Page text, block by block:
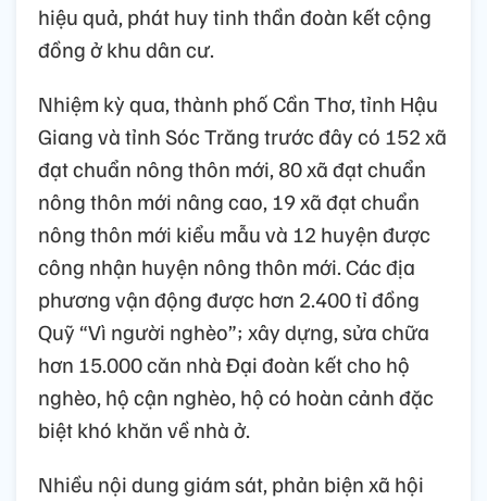
hiệu quả, phát huy tinh thần đoàn kết cộng
đồng ở khu dân cư.
Nhiệm kỳ qua, thành phố Cần Thơ, tỉnh Hậu
Giang và tỉnh Sóc Trăng trước đây có 152 xã
đạt chuẩn nông thôn mới, 80 xã đạt chuẩn
nông thôn mới nâng cao, 19 xã đạt chuẩn
nông thôn mới kiểu mẫu và 12 huyện được
công nhận huyện nông thôn mới. Các địa
phương vận động được hơn 2.400 tỉ đồng
Quỹ “Vì người nghèo”; xây dựng, sửa chữa
hơn 15.000 căn nhà Đại đoàn kết cho hộ
nghèo, hộ cận nghèo, hộ có hoàn cảnh đặc
biệt khó khăn về nhà ở.
Nhiều nội dung giám sát, phản biện xã hội